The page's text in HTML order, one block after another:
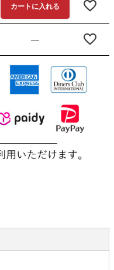
カートに入れる
—